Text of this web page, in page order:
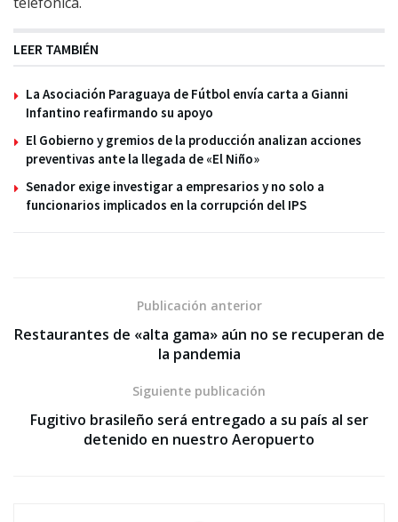
LEER TAMBIÉN
La Asociación Paraguaya de Fútbol envía carta a Gianni
Infantino reafirmando su apoyo
El Gobierno y gremios de la producción analizan acciones
preventivas ante la llegada de «El Niño»
Senador exige investigar a empresarios y no solo a
funcionarios implicados en la corrupción del IPS
Publicación anterior
Restaurantes de «alta gama» aún no se recuperan de
la pandemia
Siguiente publicación
Fugitivo brasileño será entregado a su país al ser
detenido en nuestro Aeropuerto